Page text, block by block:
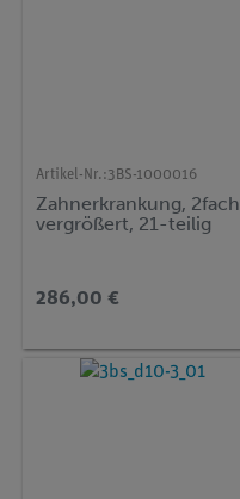
Artikel-Nr.:3BS-1000016
Zahnerkrankung, 2fach
vergrößert, 21-teilig
286,00 €